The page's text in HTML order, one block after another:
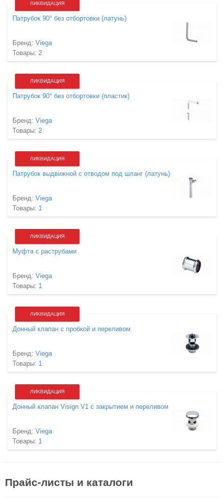
ЛИКВИДАЦИЯ
Патрубок 90° без отбортовки (латунь)
Бренд: Viega
Товары: 2
ЛИКВИДАЦИЯ
Патрубок 90° без отбортовки (пластик)
Бренд: Viega
Товары: 2
ЛИКВИДАЦИЯ
Патрубок выдвижной с отводом под шланг (латунь)
Бренд: Viega
Товары: 1
ЛИКВИДАЦИЯ
Муфта с раструбами
Бренд: Viega
Товары: 1
ЛИКВИДАЦИЯ
Донный клапан с пробкой и переливом
Бренд: Viega
Товары: 1
ЛИКВИДАЦИЯ
Донный клапан Visign V1 с закрытием и переливом
Бренд: Viega
Товары: 1
Прайс-листы и каталоги